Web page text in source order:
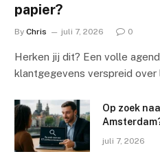
papier?
By Chris juli 7, 2026 0
Herken jij dit? Een volle
klantgegevens verspreid
Op zoek
juli 7, 2026